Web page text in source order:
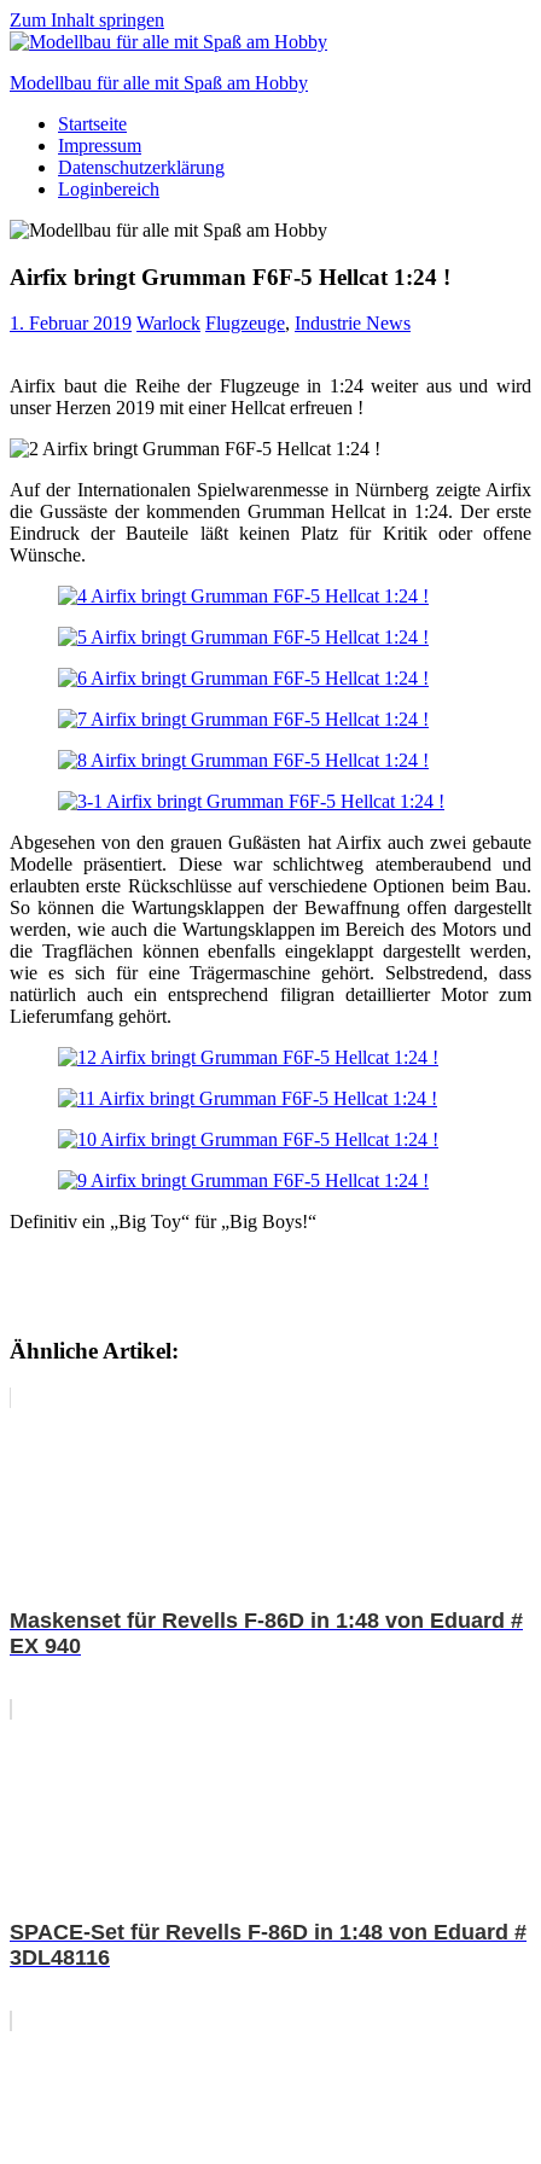
Zum Inhalt springen
Modellbau für alle mit Spaß am Hobby
Scale
modelling
to
Startseite
Impressum
Datenschutzerklärung
Loginbereich
Airfix bringt Grumman F6F-5 Hellcat 1:24 !
1. Februar 2019 Warlock Flugzeuge, Industrie News
Airfix baut die Reihe der Flugzeuge in 1:24 weiter aus und wird
unser Herzen 2019 mit einer Hellcat erfreuen !
Auf der Internationalen Spielwarenmesse in Nürnberg zeigte Airfix
die Gussäste der kommenden Grumman Hellcat in 1:24. Der erste
Eindruck der Bauteile läßt keinen Platz für Kritik oder offene
Wünsche.
Abgesehen von den grauen Gußästen hat Airfix auch zwei gebaute
Modelle präsentiert. Diese war schlichtweg atemberaubend und
erlaubten erste Rückschlüsse auf verschiedene Optionen beim Bau.
So können die Wartungsklappen der Bewaffnung offen dargestellt
werden, wie auch die Wartungsklappen im Bereich des Motors und
die Tragflächen können ebenfalls eingeklappt dargestellt werden,
wie es sich für eine Trägermaschine gehört. Selbstredend, dass
natürlich auch ein entsprechend filigran detaillierter Motor zum
Lieferumfang gehört.
Definitiv ein „Big Toy“ für „Big Boys!“
Ähnliche Artikel:
Maskenset für Revells F-86D in 1:48 von Eduard #
EX 940
SPACE-Set für Revells F-86D in 1:48 von Eduard #
3DL48116